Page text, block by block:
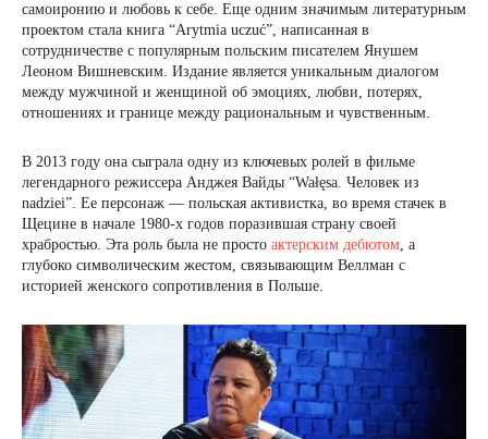
самоиронию и любовь к себе. Еще одним значимым литературным
проектом стала книга “Arytmia uczuć”, написанная в
сотрудничестве с популярным польским писателем Янушем
Леоном Вишневским. Издание является уникальным диалогом
между мужчиной и женщиной об эмоциях, любви, потерях,
отношениях и границе между рациональным и чувственным.
В 2013 году она сыграла одну из ключевых ролей в фильме
легендарного режиссера Анджея Вайды “Wałęsa. Человек из
nadziei”. Ее персонаж — польская активистка, во время стачек в
Щецине в начале 1980-х годов поразившая страну своей
храбростью. Эта роль была не просто актерским дебютом, а
глубоко символическим жестом, связывающим Веллман с
историей женского сопротивления в Польше.